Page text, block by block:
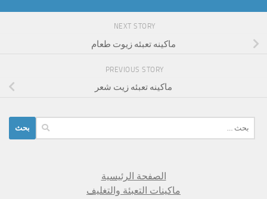
NEXT STORY
ماكينه تعبئه زيوت طعام
PREVIOUS STORY
ماكينه تعبئه زيت شعر
عن:
الصفحة الرئيسية
ماكينات التعبئة والتغليف